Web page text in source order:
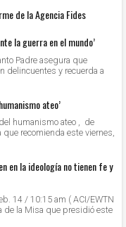
de la Agencia Fides
la guerra en el mundo’
Padre asegura que
delincuentes y recuerda a
ateo’
humanismo ateo , de
que recomienda este viernes,
en la ideología no tienen fe y
14 / 10:15 am ( ACI/EWTN
de la Misa que presidió este